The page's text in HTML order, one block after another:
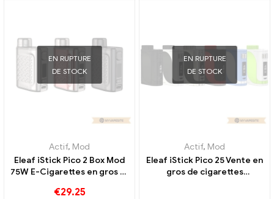
EN RUPTURE
DE STOCK
Actif, Mod
Eleaf iStick Pico 2 Box Mod
75W E-Cigarettes en gros 丨
€29.25
EN RUPTURE
DE STOCK
Actif, Mod
Eleaf iStick Pico 25 Vente en
gros de cigarettes